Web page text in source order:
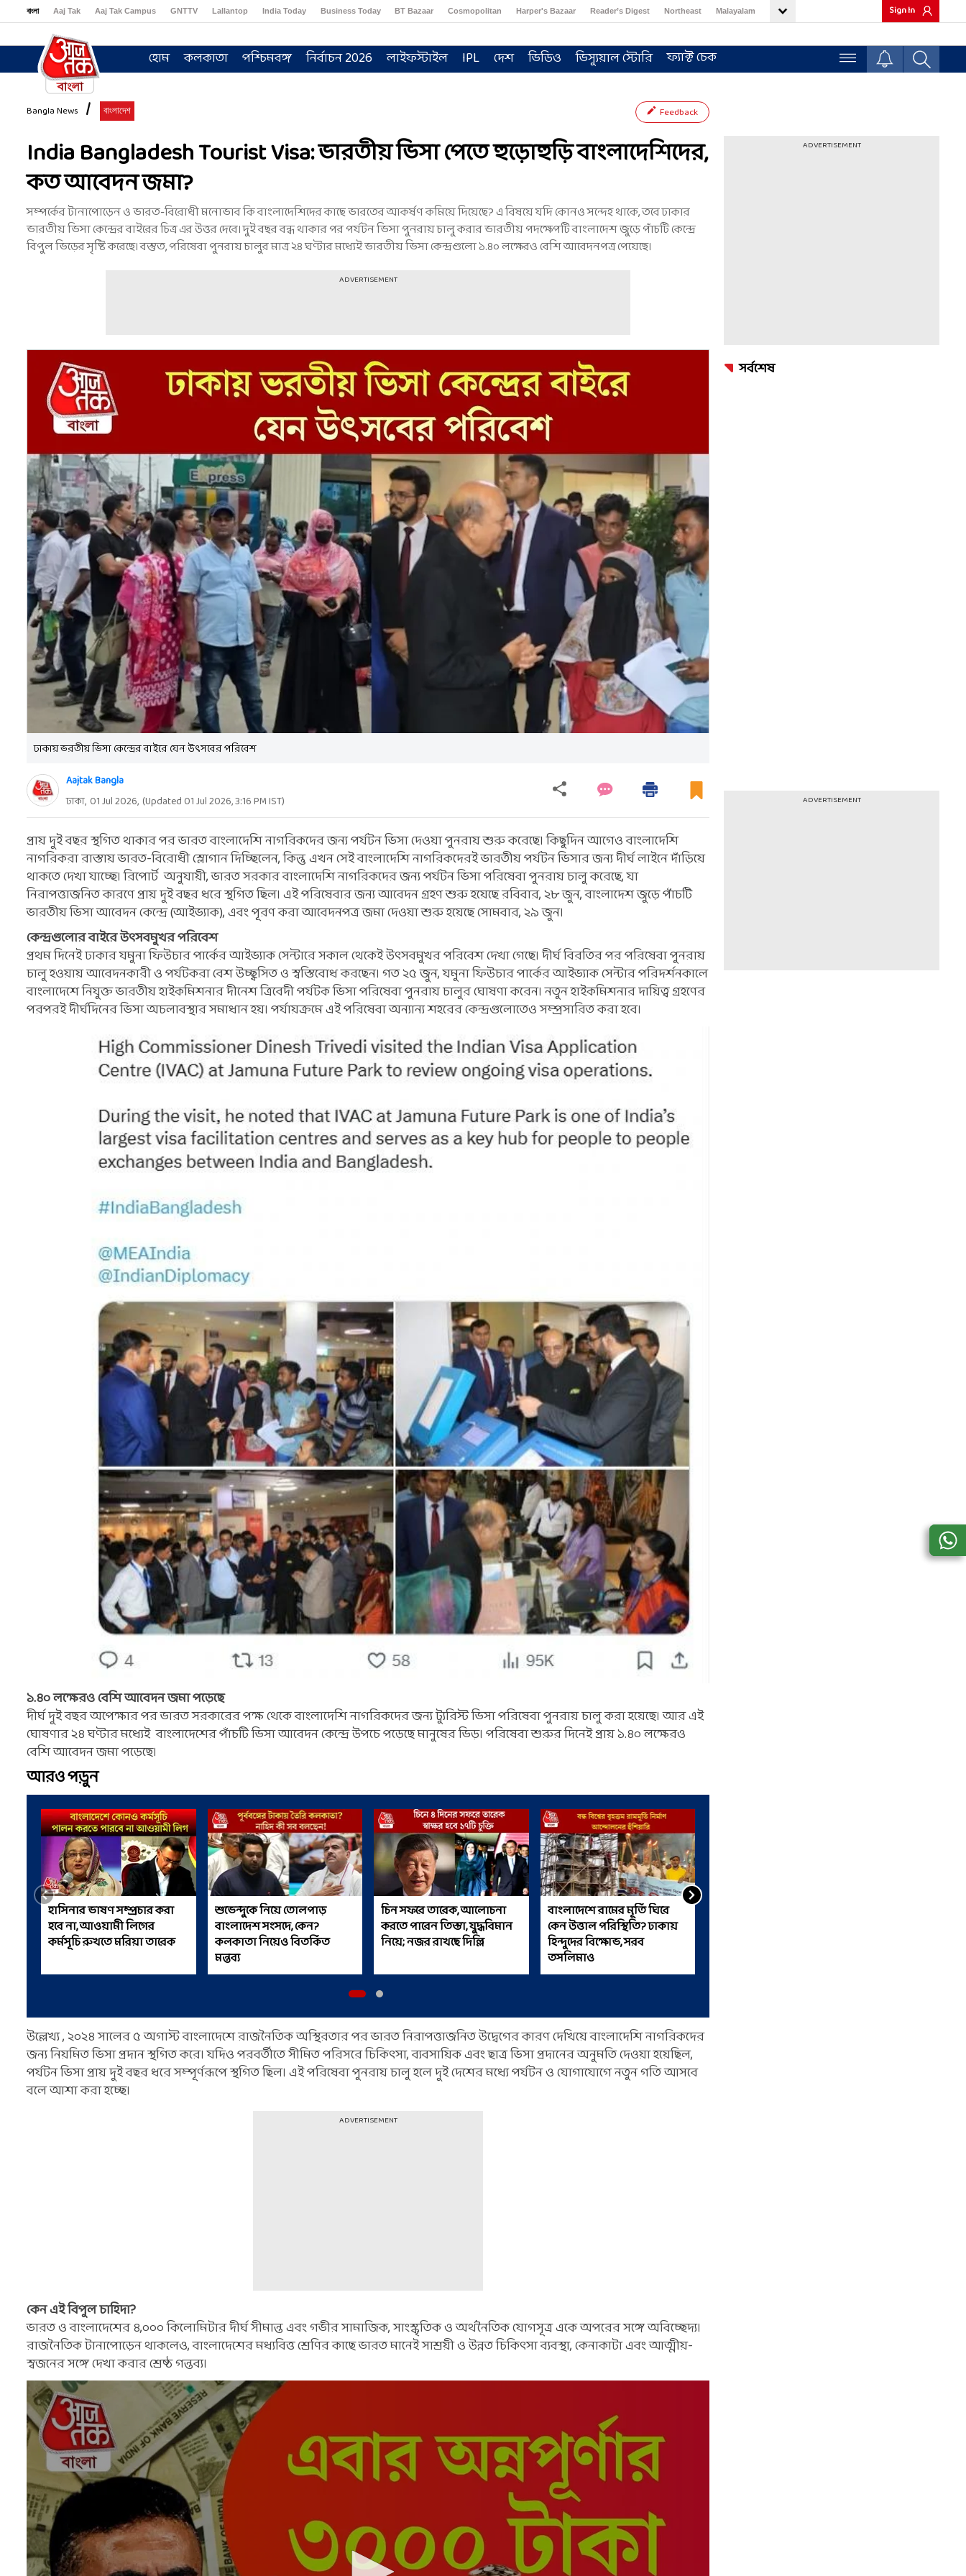
বাংলা Aaj Tak Aaj Tak Campus GNTTV Lallantop India Today Business Today BT Bazaar Cosmopolitan Harper's Bazaar Reader’s Digest Northeast Malayalam Sign In
হোম কলকাতা পশ্চিমবঙ্গ নির্বাচন 2026 লাইফস্টাইল IPL দেশ ভিডিও ভিস্যুয়াল স্টোরি ফ্যাক্ট চেক
Bangla News বাংলাদেশ Feedback
India Bangladesh Tourist Visa: ভারতীয় ভিসা পেতে হুড়োহুড়ি বাংলাদেশিদের,
কত আবেদন জমা?
সম্পর্কের টানাপোড়েন ও ভারত-বিরোধী মনোভাব কি বাংলাদেশিদের কাছে ভারতের আকর্ষণ কমিয়ে দিয়েছে? এ বিষয়ে যদি কোনও সন্দেহ থাকে, তবে ঢাকার
ভারতীয় ভিসা কেন্দ্রের বাইরের চিত্র এর উত্তর দেবে। দুই বছর বন্ধ থাকার পর পর্যটন ভিসা পুনরায় চালু করার ভারতীয় পদক্ষেপটি বাংলাদেশ জুড়ে পাঁচটি কেন্দ্রে
বিপুল ভিড়ের সৃষ্টি করেছে। বস্তুত, পরিষেবা পুনরায় চালুর মাত্র ২৪ ঘণ্টার মধ্যেই ভারতীয় ভিসা কেন্দ্রগুলো ১.৪০ লক্ষেরও বেশি আবেদনপত্র পেয়েছে।
ADVERTISEMENT
ঢাকায় ভরতীয় ভিসা কেন্দ্রের বাইরে যেন উৎসবের পরিবেশ
Aajtak Bangla
ঢাকা, 01 Jul 2026, (Updated 01 Jul 2026, 3:16 PMIST)
প্রায় দুই বছর স্থগিত থাকার পর ভারত বাংলাদেশি নাগরিকদের জন্য পর্যটন ভিসা দেওয়া পুনরায় শুরু করেছে। কিছুদিন আগেও বাংলাদেশি
নাগরিকরা রাস্তায় ভারত-বিরোধী স্লোগান দিচ্ছিলেন, কিন্তু এখন সেই বাংলাদেশি নাগরিকদেরই ভারতীয় পর্যটন ভিসার জন্য দীর্ঘ লাইনে দাঁড়িয়ে
থাকতে দেখা যাচ্ছে। রিপোর্ট অনুযায়ী, ভারত সরকার বাংলাদেশি নাগরিকদের জন্য পর্যটন ভিসা পরিষেবা পুনরায় চালু করেছে, যা
নিরাপত্তাজনিত কারণে প্রায় দুই বছর ধরে স্থগিত ছিল। এই পরিষেবার জন্য আবেদন গ্রহণ শুরু হয়েছে রবিবার, ২৮ জুন, বাংলাদেশ জুড়ে পাঁচটি
ভারতীয় ভিসা আবেদন কেন্দ্রে (আইভ্যাক), এবং পূরণ করা আবেদনপত্র জমা দেওয়া শুরু হয়েছে সোমবার, ২৯ জুন।
কেন্দ্রগুলোর বাইরে উৎসবমুখর পরিবেশ
প্রথম দিনেই ঢাকার যমুনা ফিউচার পার্কের আইভ্যাক সেন্টারে সকাল থেকেই উৎসবমুখর পরিবেশ দেখা গেছে। দীর্ঘ বিরতির পর পরিষেবা পুনরায়
চালু হওয়ায় আবেদনকারী ও পর্যটকরা বেশ উচ্ছ্বসিত ও স্বস্তিবোধ করছেন। গত ২৫ জুন, যমুনা ফিউচার পার্কের আইভ্যাক সেন্টার পরিদর্শনকালে
বাংলাদেশে নিযুক্ত ভারতীয় হাইকমিশনার দীনেশ ত্রিবেদী পর্যটক ভিসা পরিষেবা পুনরায় চালুর ঘোষণা করেন। নতুন হাইকমিশনার দায়িত্ব গ্রহণের
পরপরই দীর্ঘদিনের ভিসা অচলাবস্থার সমাধান হয়। পর্যায়ক্রমে এই পরিষেবা অন্যান্য শহরের কেন্দ্রগুলোতেও সম্প্রসারিত করা হবে।
১.৪০ লক্ষেরও বেশি আবেদন জমা পড়েছে
দীর্ঘ দুই বছর অপেক্ষার পর ভারত সরকারের পক্ষ থেকে বাংলাদেশি নাগরিকদের জন্য ট্যুরিস্ট ভিসা পরিষেবা পুনরায় চালু করা হয়েছে। আর এই
ঘোষণার ২৪ ঘণ্টার মধ্যেই বাংলাদেশের পাঁচটি ভিসা আবেদন কেন্দ্রে উপচে পড়েছে মানুষের ভিড়। পরিষেবা শুরুর দিনেই প্রায় ১.৪০ লক্ষেরও
বেশি আবেদন জমা পড়েছে।
আরও পড়ুন
হাসিনার ভাষণ সম্প্রচার করা
হবে না, আওয়ামী লিগের
কর্মসূচি রুখতে মরিয়া তারেক
শুভেন্দুকে নিয়ে তোলপাড়
বাংলাদেশ সংসদে, কেন?
কলকাতা নিয়েও বিতর্কিত
মন্তব্য
চিন সফরে তারেক, আলোচনা
করতে পারেন তিস্তা, যুদ্ধবিমান
নিয়ে; নজর রাখছে দিল্লি
বাংলাদেশে রামের মূর্তি ঘিরে
কেন উত্তাল পরিস্থিতি? ঢাকায়
হিন্দুদের বিক্ষোভ, সরব
তসলিমাও
উল্লেখ্য , ২০২৪ সালের ৫ অগাস্ট বাংলাদেশে রাজনৈতিক অস্থিরতার পর ভারত নিরাপত্তাজনিত উদ্বেগের কারণ দেখিয়ে বাংলাদেশি নাগরিকদের
জন্য নিয়মিত ভিসা প্রদান স্থগিত করে। যদিও পরবর্তীতে সীমিত পরিসরে চিকিৎসা, ব্যবসায়িক এবং ছাত্র ভিসা প্রদানের অনুমতি দেওয়া হয়েছিল,
পর্যটন ভিসা প্রায় দুই বছর ধরে সম্পূর্ণরূপে স্থগিত ছিল। এই পরিষেবা পুনরায় চালু হলে দুই দেশের মধ্যে পর্যটন ও যোগাযোগে নতুন গতি আসবে
বলে আশা করা হচ্ছে।
ADVERTISEMENT
কেন এই বিপুল চাহিদা?
ভারত ও বাংলাদেশের ৪,০০০ কিলোমিটার দীর্ঘ সীমান্ত এবং গভীর সামাজিক, সাংস্কৃতিক ও অর্থনৈতিক যোগসূত্র একে অপরের সঙ্গে অবিচ্ছেদ্য।
রাজনৈতিক টানাপোড়েন থাকলেও, বাংলাদেশের মধ্যবিত্ত শ্রেণির কাছে ভারত মানেই সাশ্রয়ী ও উন্নত চিকিৎসা ব্যবস্থা, কেনাকাটা এবং আত্মীয়-
স্বজনের সঙ্গে দেখা করার শ্রেষ্ঠ গন্তব্য।
ADVERTISEMENT
সর্বশেষ
ADVERTISEMENT